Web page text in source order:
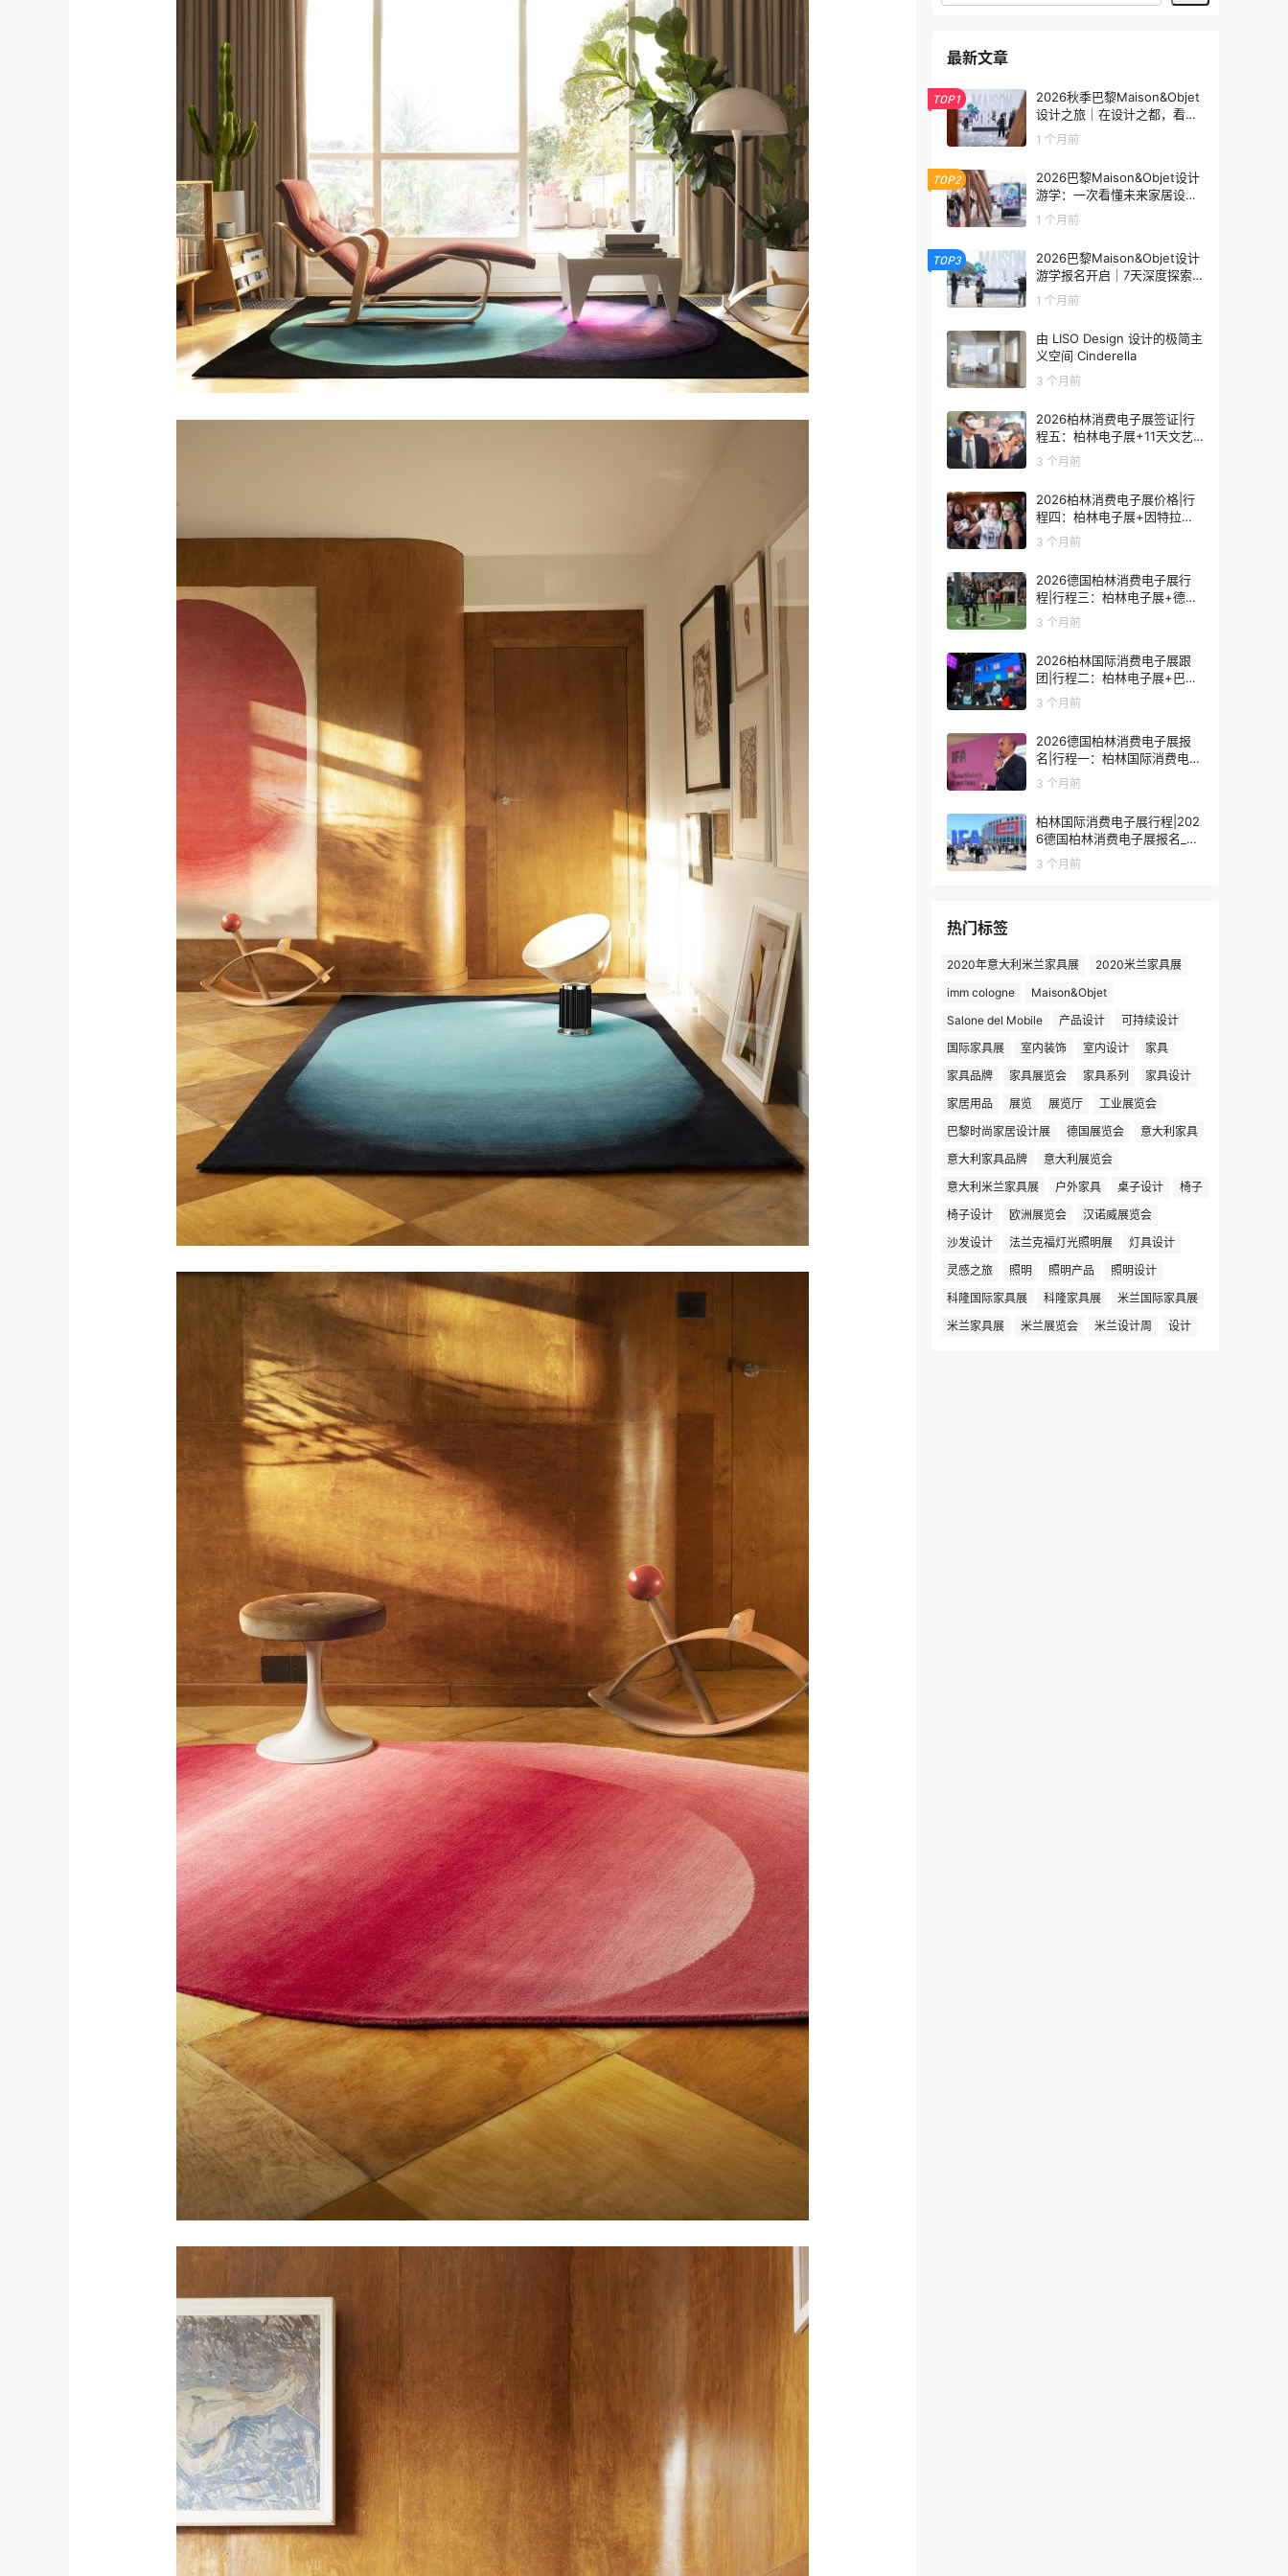
最新文章
TOP1
2026秋季巴黎Maison&Objet
设计之旅｜在设计之都，看见
未来生活的模样
1 个月前
TOP2
2026巴黎Maison&Objet设计
游学：一次看懂未来家居设计
趋势
1 个月前
TOP3
2026巴黎Maison&Objet设计
游学报名开启｜7天深度探索
全球家居设计趋势
1 个月前
由 LISO Design 设计的极简主
义空间 Cinderella
3 个月前
2026柏林消费电子展签证|行
程五：柏林电子展+11天文艺
复兴之旅
3 个月前
2026柏林消费电子展价格|行
程四：柏林电子展+因特拉肯1
0天浪漫之旅
3 个月前
2026德国柏林消费电子展行
程|行程三：柏林电子展+德国
9天人文之旅
3 个月前
2026柏林国际消费电子展跟
团|行程二：柏林电子展+巴黎
8天艺术之旅
3 个月前
2026德国柏林消费电子展报
名|行程一：柏林国际消费电子
展观展7天
3 个月前
柏林国际消费电子展行程|202
6德国柏林消费电子展报名_价
格_门票_签证
3 个月前
热门标签
2020年意大利米兰家具展
2020米兰家具展
imm cologne
Maison&Objet
Salone del Mobile
产品设计
可持续设计
国际家具展
室内装饰 室内设计
家具
家具品牌
家具展览会 家具系列
家具设计
家居用品
展览 展览厅
工业展览会
巴黎时尚家居设计展
德国展览会
意大利家具
意大利家具品牌
意大利展览会
意大利米兰家具展
户外家具 桌子设计
椅子
椅子设计
欧洲展览会
汉诺威展览会
沙发设计
法兰克福灯光照明展
灯具设计
灵感之旅
照明 照明产品
照明设计
科隆国际家具展
科隆家具展
米兰国际家具展
米兰家具展
米兰展览会 米兰设计周 设计